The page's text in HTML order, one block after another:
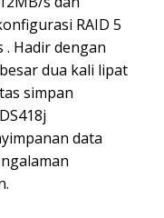
RAID 5
. Hadir dengan
dua kali lipat
simpan
data